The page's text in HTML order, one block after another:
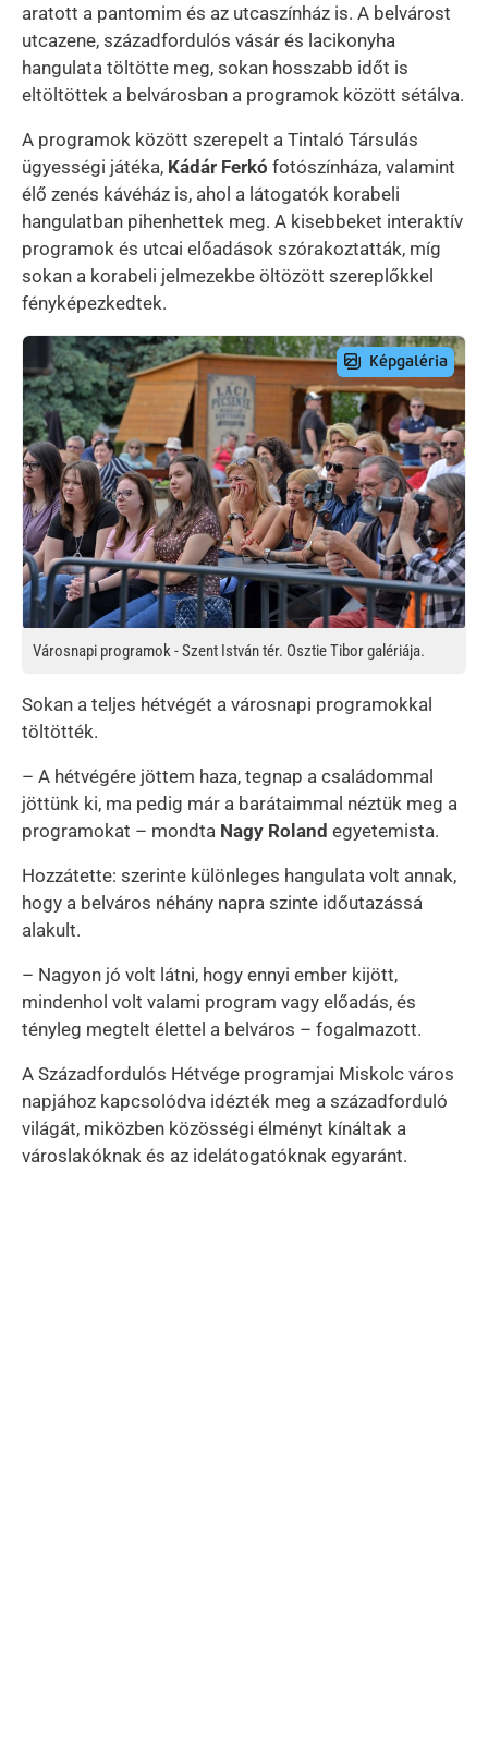
aratott a pantomim és az utcaszínház is. A belvárost
utcazene, századfordulós vásár és lacikonyha
hangulata töltötte meg, sokan hosszabb időt is
eltöltöttek a belvárosban a programok között sétálva.
A programok között szerepelt a Tintaló Társulás
ügyességi játéka, Kádár Ferkó fotószínháza, valamint
élő zenés kávéház is, ahol a látogatók korabeli
hangulatban pihenhettek meg. A kisebbeket interaktív
programok és utcai előadások szórakoztatták, míg
sokan a korabeli jelmezekbe öltözött szereplőkkel
fényképezkedtek.
Preview Image
Városnapi programok - Szent István tér. Osztie Tibor galériája.
Sokan a teljes hétvégét a városnapi programokkal
töltötték.
– A hétvégére jöttem haza, tegnap a családommal
jöttünk ki, ma pedig már a barátaimmal néztük meg a
programokat – mondta Nagy Roland egyetemista.
Hozzátette: szerinte különleges hangulata volt annak,
hogy a belváros néhány napra szinte időutazássá
alakult.
– Nagyon jó volt látni, hogy ennyi ember kijött,
mindenhol volt valami program vagy előadás, és
tényleg megtelt élettel a belváros – fogalmazott.
A Századfordulós Hétvége programjai Miskolc város
napjához kapcsolódva idézték meg a századforduló
világát, miközben közösségi élményt kínáltak a
városlakóknak és az idelátogatóknak egyaránt.